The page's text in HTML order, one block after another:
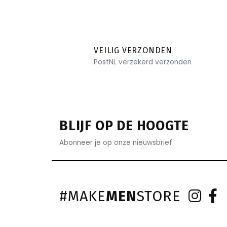
VEILIG VERZONDEN
PostNL verzekerd verzonden
BLIJF OP DE HOOGTE
Abonneer je op onze nieuwsbrief
#MAKEMENSTORE